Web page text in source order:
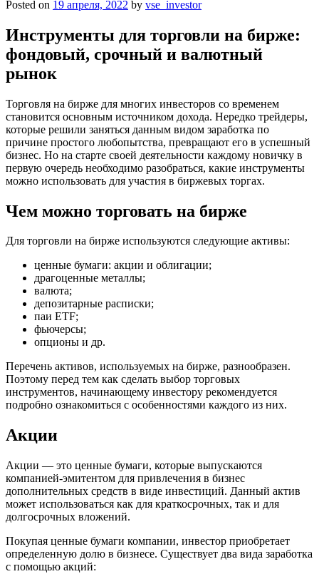
Posted on 19 апреля, 2022 by vse_investor
Инструменты для торговли на бирже:
фондовый, срочный и валютный
рынок
Торговля на бирже для многих инвесторов со временем
становится основным источником дохода. Нередко трейдеры,
которые решили заняться данным видом заработка по
причине простого любопытства, превращают его в успешный
бизнес. Но на старте своей деятельности каждому новичку в
первую очередь необходимо разобраться, какие инструменты
можно использовать для участия в биржевых торгах.
Чем можно торговать на бирже
Для торговли на бирже используются следующие активы:
ценные бумаги: акции и облигации;
драгоценные металлы;
валюта;
депозитарные расписки;
паи ETF;
фьючерсы;
опционы и др.
Перечень активов, используемых на бирже, разнообразен.
Поэтому перед тем как сделать выбор торговых
инструментов, начинающему инвестору рекомендуется
подробно ознакомиться с особенностями каждого из них.
Акции
Акции — это ценные бумаги, которые выпускаются
компанией-эмитентом для привлечения в бизнес
дополнительных средств в виде инвестиций. Данный актив
может использоваться как для краткосрочных, так и для
долгосрочных вложений.
Покупая ценные бумаги компании, инвестор приобретает
определенную долю в бизнесе. Существует два вида заработка
с помощью акций: